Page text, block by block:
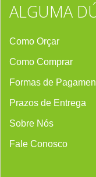
ALGUMA
Como Orçar
Como Comprar
Formas de
Prazos de Entrega
Sobre Nós
Fale Conosco